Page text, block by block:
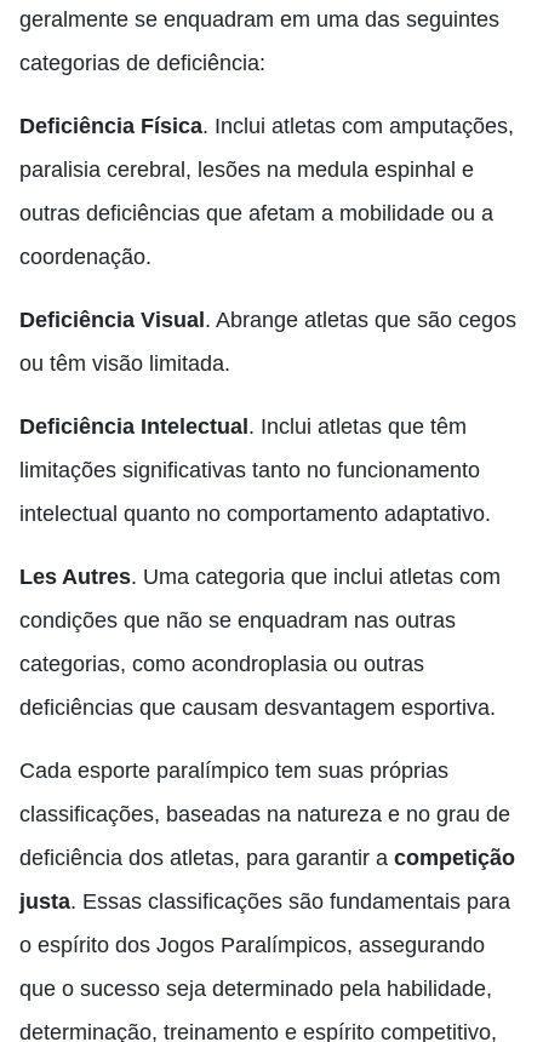
geralmente se enquadram em uma das seguintes
categorias de deficiência:
Deficiência Física. Inclui atletas com amputações,
paralisia cerebral, lesões na medula espinhal e
outras deficiências que afetam a mobilidade ou a
coordenação.
Deficiência Visual . Abrange atletas que são cegos
ou têm visão limitada.
Deficiência Intelectual . Inclui atletas que têm
limitações significativas tanto no funcionamento
intelectual quanto no comportamento adaptativo.
Les Autres. Uma categoria que inclui atletas com
condições que não se enquadram nas outras
categorias, como acondroplasia ou outras
deficiências que causam desvantagem esportiva.
Cada esporte paralímpico tem suas próprias
classificações, baseadas na natureza e no grau de
deficiência dos atletas, para garantir a competição
justa. Essas classificações são fundamentais para
o espírito dos Jogos Paralímpicos, assegurando
que o sucesso seja determinado pela habilidade,
determinação, treinamento e espírito competitivo,